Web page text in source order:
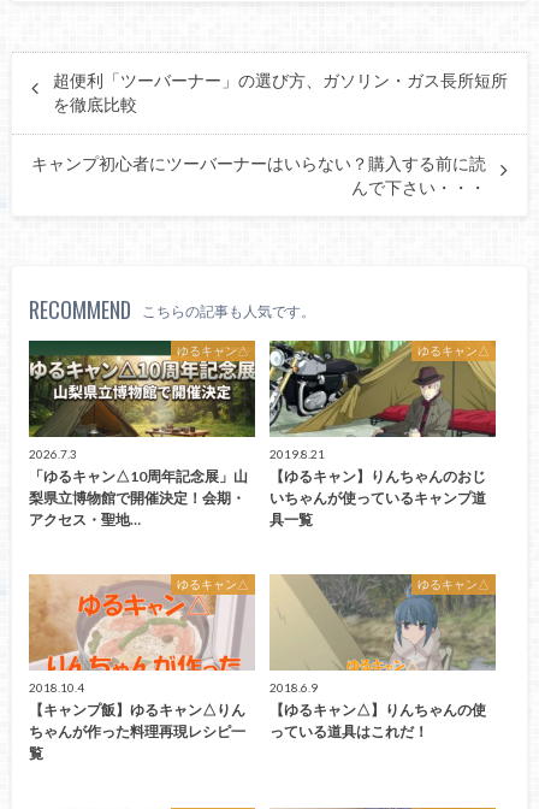
超便利「ツーバーナー」の選び方、ガソリン・ガス長所短所
を徹底比較
キャンプ初心者にツーバーナーはいらない？購入する前に読
んで下さい・・・
RECOMMEND こちらの記事も人気です。
ゆるキャン△
2026.7.3
「ゆるキャン△10周年記念展」山
梨県立博物館で開催決定！会期・
アクセス・聖地…
ゆるキャン△
2019.8.21
【ゆるキャン】りんちゃんのおじ
いちゃんが使っているキャンプ道
具一覧
ゆるキャン△
2018.10.4
【キャンプ飯】ゆるキャン△りん
ちゃんが作った料理再現レシピ一
覧
ゆるキャン△
2018.6.9
【ゆるキャン△】りんちゃんの使
っている道具はこれだ！